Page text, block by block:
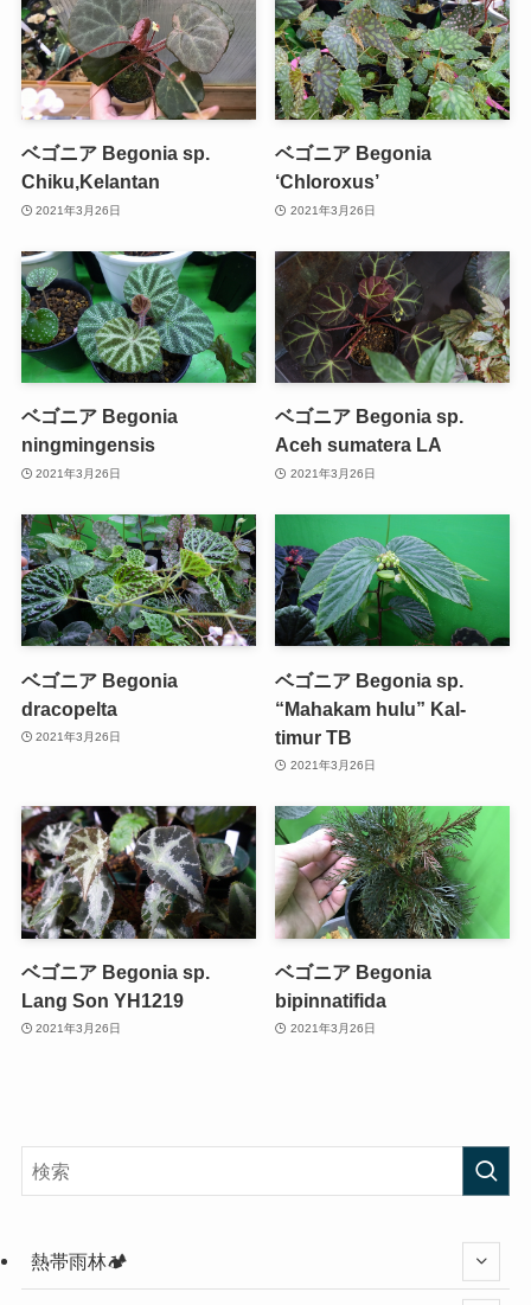
ベゴニア Begonia sp.
Chiku,Kelantan
2021年3月26日
ベゴニア Begonia
‘Chloroxus’
2021年3月26日
ベゴニア Begonia
ningmingensis
2021年3月26日
ベゴニア Begonia sp.
Aceh sumatera LA
2021年3月26日
ベゴニア Begonia
dracopelta
2021年3月26日
ベゴニア Begonia sp.
“Mahakam hulu” Kal-
timur TB
2021年3月26日
ベゴニア Begonia sp.
Lang Son YH1219
2021年3月26日
ベゴニア Begonia
bipinnatifida
2021年3月26日
熱帯雨林🏕️